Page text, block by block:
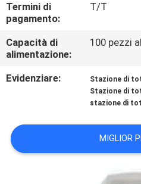
RICHIEDA
CITAZIONE
SITO
Termini di
pagamento:
T/T
Capacità di
alimentazione:
100 pezzi
Evidenziare: Stazione di
Stazione di
stazione di
MIGLIOR